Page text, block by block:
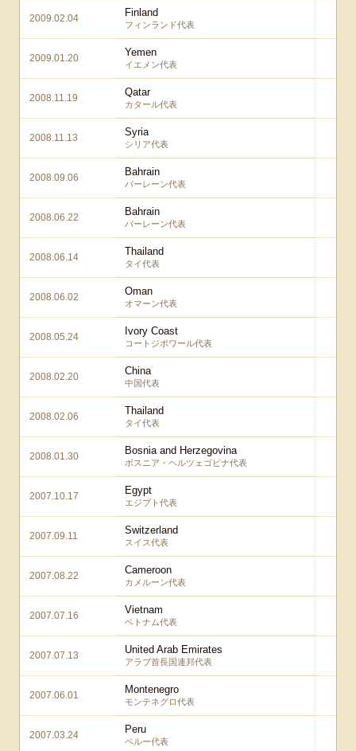
2009.02.04 Finland
フィンランド代表
2009.01.20 Yemen
イエメン代表
2008.11.19 Qatar
カタール代表
2008.11.13 Syria
シリア代表
2008.09.06 Bahrain
バーレーン代表
2008.06.22 Bahrain
バーレーン代表
2008.06.14 Thailand
タイ代表
2008.06.02 Oman
オマーン代表
2008.05.24 Ivory Coast
コートジボワール代表
2008.02.20 China
中国代表
2008.02.06 Thailand
タイ代表
2008.01.30 Bosnia and Herzegovina
ボスニア・ヘルツェゴビナ代表
2007.10.17 Egypt
エジプト代表
2007.09.11 Switzerland
スイス代表
2007.08.22 Cameroon
カメルーン代表
2007.07.16 Vietnam
ベトナム代表
2007.07.13 United Arab Emirates
アラブ首長国連邦代表
2007.06.01 Montenegro
モンテネグロ代表
2007.03.24 Peru
ペルー代表